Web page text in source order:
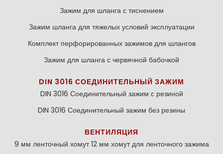
Зажим для шланга с тиснением
Зажим шланга для тяжелых условий эксплуатации
Комплект перфорированных зажимов для шлангов
Зажим для шланга с червячной бабочкой
DIN 3016 СОЕДИНИТЕЛЬНЫЙ ЗАЖИМ
DIN 3016 Соединительный зажим с резиной
DIN 3016 Соединительный зажим без резины
ВЕНТИЛЯЦИЯ
9 мм ленточный хомут 12 мм хомут для ленточного зажима